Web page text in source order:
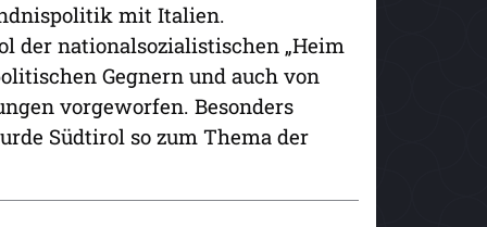
mit Italien.
der nationalsozialistischen „Heim
Gegnern und auch von
vorgeworfen. Besonders
Südtirol so zum Thema der